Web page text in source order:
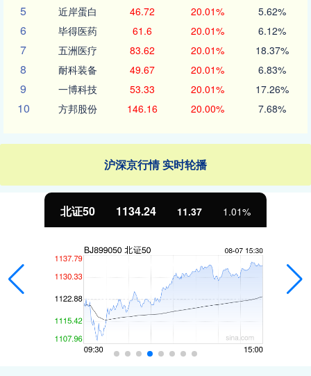
5 近岸蛋白 46.72 20.01% 5.62%
6 毕得医药 61.6 20.01% 6.12%
7 五洲医疗 83.62 20.01% 18.37%
8 耐科装备 49.67 20.01% 6.83%
9 一博科技 53.33 20.01% 17.26%
10 方邦股份 146.16 20.00% 7.68%
沪深京行情 实时轮播
北证50 1134.24 11.37 1.01%